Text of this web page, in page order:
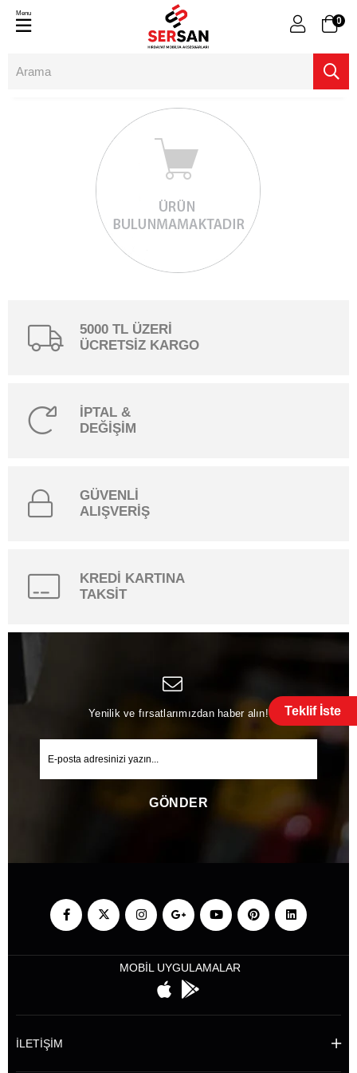
Teklif İste
0
Menu
5000 TL ÜZERİ
ÜCRETSİZ KARGO
İPTAL &
DEĞİŞİM
GÜVENLİ
ALIŞVERİŞ
KREDİ KARTINA
TAKSİT
Yenilik ve fırsatlarımızdan haber alın!
GÖNDER
MOBİL UYGULAMALAR
İLETİŞİM